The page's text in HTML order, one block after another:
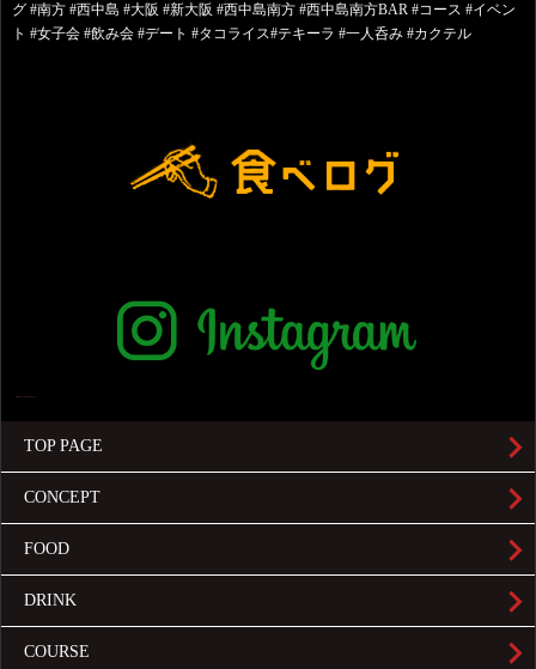
グ #南方 #西中島 #大阪 #新大阪 #西中島南方 #西中島南方BAR #コース #イベン
ト #女子会 #飲み会 #デート #タコライス#テキーラ #一人呑み #カクテル
TOP PAGE
CONCEPT
FOOD
DRINK
COURSE